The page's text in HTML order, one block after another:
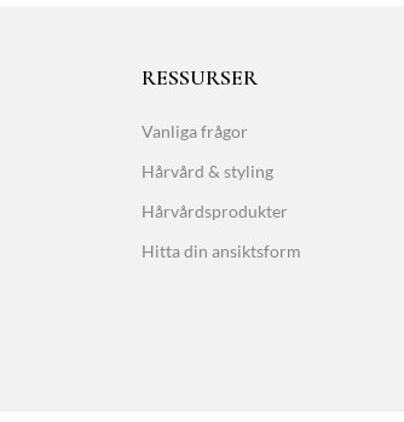
RESSURSER
Vanliga frågor
Hårvård & styling
Hårvårdsprodukter
Hitta din ansiktsform